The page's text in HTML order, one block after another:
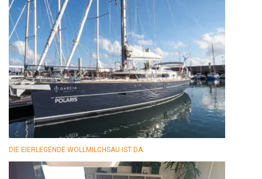
DIE EIERLEGENDE WOLLMILCHSAU IST DA.